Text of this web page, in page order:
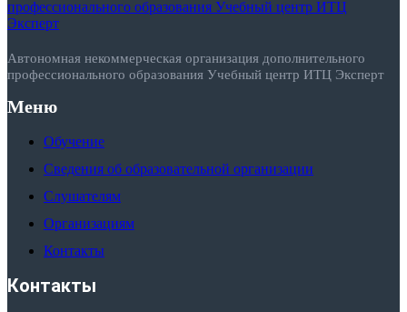
Автономная некоммерческая организация дополнительного
профессионального образования Учебный центр ИТЦ Эксперт
Меню
Обучение
Сведения об образовательной организации
Слушателям
Организациям
Контакты
Контакты